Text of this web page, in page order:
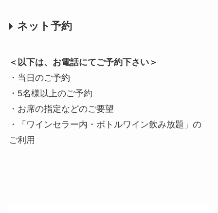
ネット予約
＜以下は、お電話にてご予約下さい＞
・当日のご予約
・5名様以上のご予約
・お席の指定などのご要望
・「ワインセラー内・ボトルワイン飲み放題」の
ご利用